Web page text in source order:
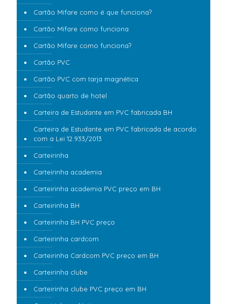
Cartão Mifare como é que funciona?
Cartão Mifare como funciona
Cartão Mifare como funciona?
Cartão PVC
Cartão PVC com tarja magnética
Cartão quarto de hotel
Carteira de Estudante em PVC fabricada BH
Carteira de Estudante em PVC fabricada de acordo
com a Lei 12.933/2013
Carteirinha
Carteirinha academia
Carteirinha academia PVC preço em BH
Carteirinha BH
Carteirinha BH PVC preço
Carteirinha cardcom
Carteirinha Cardcom PVC preço em BH
Carteirinha clube
Carteirinha clube PVC preço em BH